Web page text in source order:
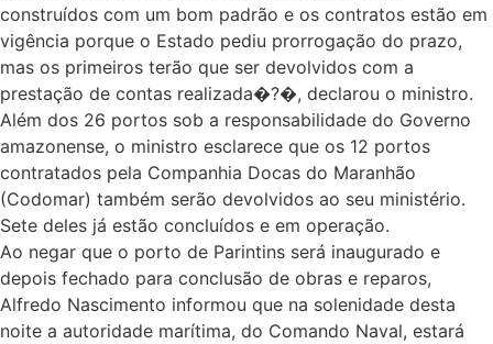
construídos com um bom padrão e os contratos estão em
vigência porque o Estado pediu prorrogação do prazo,
mas os primeiros terão que ser devolvidos com a
prestação de contas realizada�?�, declarou o ministro.
Além dos 26 portos sob a responsabilidade do Governo
amazonense, o ministro esclarece que os 12 portos
contratados pela Companhia Docas do Maranhão
(Codomar) também serão devolvidos ao seu ministério.
Sete deles já estão concluídos e em operação.
Ao negar que o porto de Parintins será inaugurado e
depois fechado para conclusão de obras e reparos,
Alfredo Nascimento informou que na solenidade desta
noite a autoridade marítima, do Comando Naval, estará